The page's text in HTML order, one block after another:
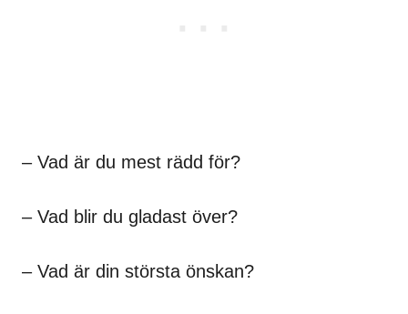
– Vad är du mest rädd för?
– Vad blir du gladast över?
– Vad är din största önskan?